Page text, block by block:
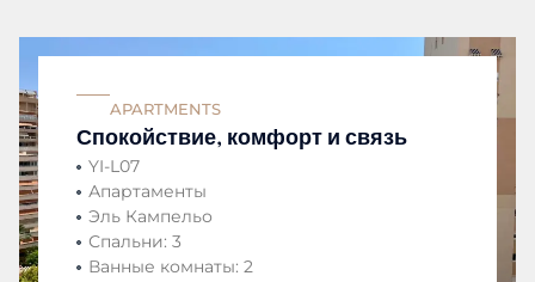
APARTMENTS
Спокойствие, комфорт и связь
YI-L07
Апартаменты
Эль Кампельо
Спальни: 3
Ванные комнаты: 2